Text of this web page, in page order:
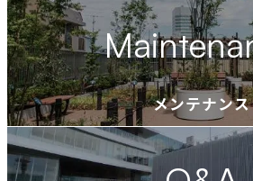
資
料
を
別
ウ
イ
ン
メンテナンス